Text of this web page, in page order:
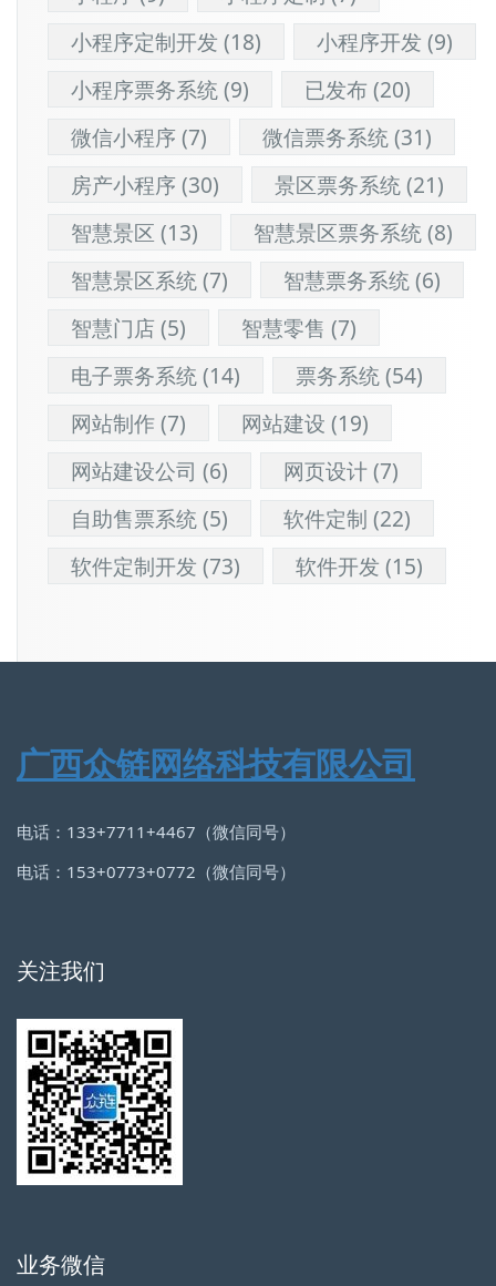
小程序定制开发 (18) 小程序开发 (9)
小程序票务系统(9) 已发布(20)
微信小程序(7) 微信票务系统(31)
房产小程序(30) 景区票务系统(21)
智慧景区(13) 智慧景区票务系统(8)
智慧景区系统(7) 智慧票务系统(6)
智慧门店(5) 智慧零售 (7)
电子票务系统(14) 票务系统(54)
网站制作(7) 网站建设 (19)
网站建设公司 (6) 网页设计(7)
自助售票系统(5) 软件定制 (22)
软件定制开发 (73) 软件开发 (15)
广西众链网络科技有限公司
电话：133+7711+4467（微信同号）
电话：153+0773+0772（微信同号）
关注我们
业务微信